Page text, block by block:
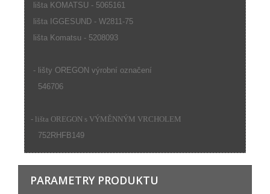
lišta KOMATSU - 5065161
lišta IGGESUND - W2811-75
lišta Komatsu - 5208093
- lišty OREGON výrobní označení
546706
- lišta OREGON s VÝMĚNNÝM VRCHOLEM
752RHFB149
PARAMETRY PRODUKTU